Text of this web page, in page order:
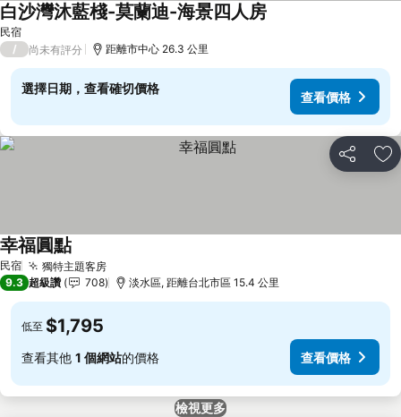
民宿
白沙灣沐藍棧-莫蘭迪-海景四人房
/ 尚未有評分 距離市中心 26.3 公里
選擇日期，查看確切價格
查看價格
分享 加
民宿 獨特主題客房查看價格
幸福圓點查看價格
9.3 超級讚 708 淡水區, 距離台北市區 15.4 公里
低至 $1,795
查看其他 1 個網站的價格 查看價格
檢視更多